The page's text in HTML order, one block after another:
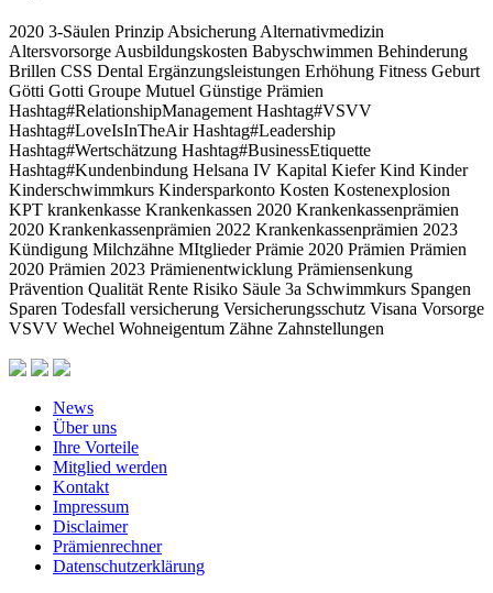
2020 3-Säulen Prinzip Absicherung Alternativmedizin
Altersvorsorge Ausbildungskosten Babyschwimmen Behinderung
Brillen CSS Dental Ergänzungsleistungen Erhöhung Fitness Geburt
Götti Gotti Groupe Mutuel Günstige Prämien
Hashtag#RelationshipManagement Hashtag#VSVV
Hashtag#LoveIsInTheAir Hashtag#Leadership
Hashtag#Wertschätzung Hashtag#BusinessEtiquette
Hashtag#Kundenbindung Helsana IV Kapital KieferKind Kinder
Kinderschwimmkurs Kindersparkonto Kosten Kostenexplosion
KPT krankenkasse Krankenkassen 2020 Krankenkassenprämien
2020 Krankenkassenprämien 2022 Krankenkassenprämien 2023
Kündigung Milchzähne MItgliederPrämie 2020 Prämien Prämien
2020 Prämien 2023 Prämienentwicklung Prämiensenkung
Prävention Qualität Rente Risiko Säule 3a Schwimmkurs Spangen
Sparen Todesfall versicherung Versicherungsschutz Visana Vorsorge
VSVV Wechel Wohneigentum Zähne Zahnstellungen
News
Über uns
Ihre Vorteile
Mitglied werden
Kontakt
Impressum
Disclaimer
Prämienrechner
Datenschutzerklärung